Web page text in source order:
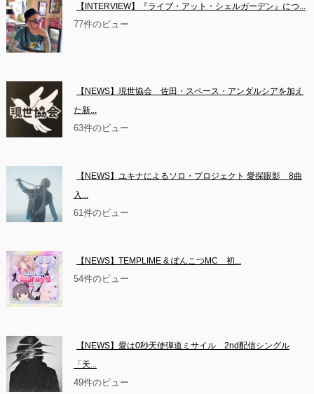
【INTERVIEW】『ライブ・アット・シェルガーデン』につ...
77件のビュー
【NEWS】現世協会　佐田・スペース・アンダルシアを加え
た新...
63件のビュー
【NEWS】ユキナによるソロ・プロジェクト 愛探眼影　8曲
入...
61件のビュー
【NEWS】TEMPLIME & ぽんこつMC　初...
54件のビュー
【NEWS】愛は0秒天使弾道ミサイル　2nd配信シングル
「天...
49件のビュー